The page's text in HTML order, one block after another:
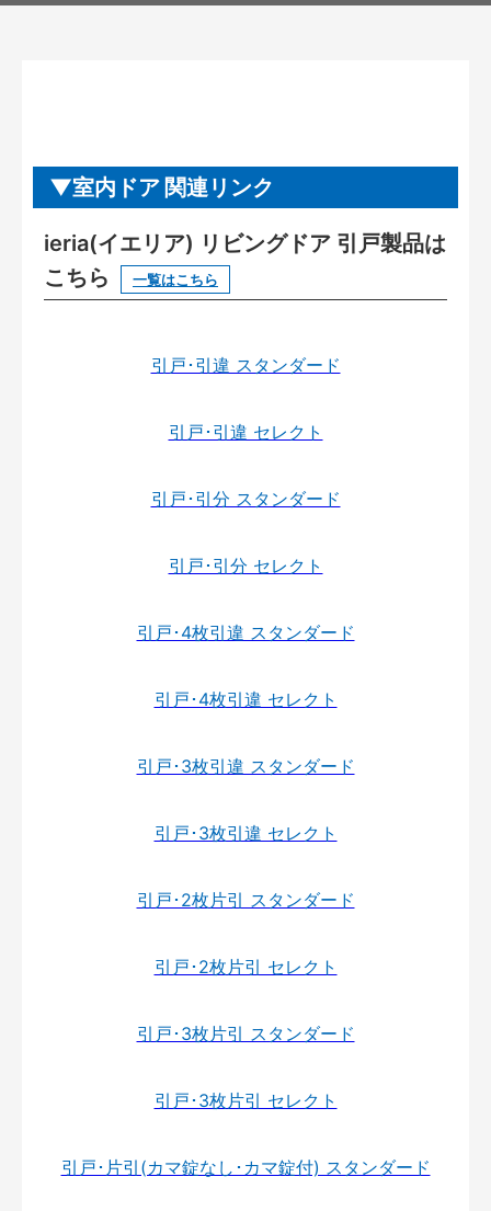
室内ドア 関連リンク
ieria(イエリア) リビングドア 引戸製品は
こちら
一覧はこちら
引戸･引違 スタンダード
引戸･引違 セレクト
引戸･引分 スタンダード
引戸･引分 セレクト
引戸･4枚引違 スタンダード
引戸･4枚引違 セレクト
引戸･3枚引違 スタンダード
引戸･3枚引違 セレクト
引戸･2枚片引 スタンダード
引戸･2枚片引 セレクト
引戸･3枚片引 スタンダード
引戸･3枚片引 セレクト
引戸･片引(カマ錠なし･カマ錠付) スタンダード